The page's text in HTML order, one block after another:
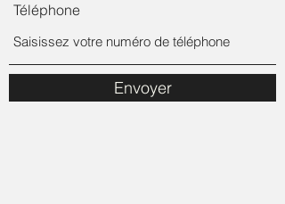
Téléphone
Envoyer